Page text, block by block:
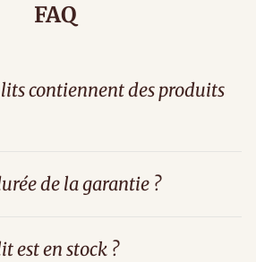
FAQ
lits contiennent des produits
de la garantie ?
est en stock ?